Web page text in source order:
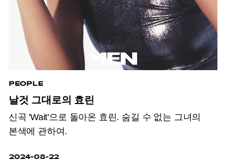
PEOPLE
날것 그대로의 효린
신곡 'Wait'으로 돌아온 효린. 숨길 수 없는 그녀의
본색에 관하여.
2024-08-22